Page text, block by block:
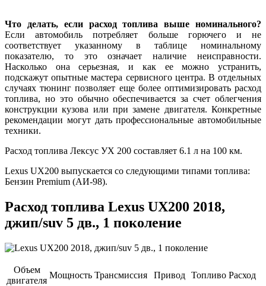
Что делать, если расход топлива выше номинального?
Если автомобиль потребляет больше горючего и не
соответствует указанному в таблице номинальному
показателю, то это означает наличие неисправности.
Насколько она серьезная, и как ее можно устранить,
подскажут опытные мастера сервисного центра. В отдельных
случаях тюнинг позволяет еще более оптимизировать расход
топлива, но это обычно обеспечивается за счет облегчения
конструкции кузова или при замене двигателя. Конкретные
рекомендации могут дать профессиональные автомобильные
техники.
Расход топлива Лексус УХ 200 составляет 6.1 л на 100 км.
Lexus UX200 выпускается со следующими типами топлива:
Бензин Premium (АИ-98).
Расход топлива Lexus UX200 2018,
джип/suv 5 дв., 1 поколение
Объем
двигателя
Мощность Трансмиссия Привод Топливо Расход